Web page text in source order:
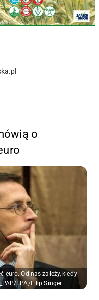
o
euro. Od nas zależy, kiedy
EPA/Filip Singer